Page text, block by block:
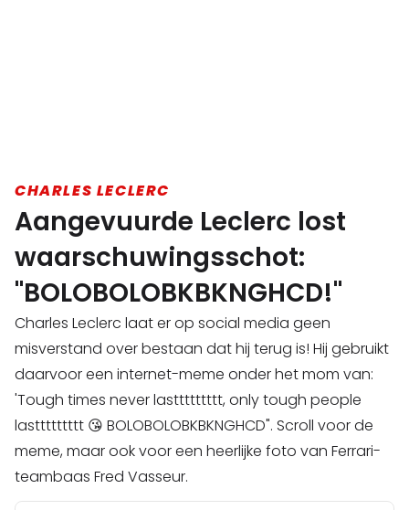
CHARLES LECLERC
Aangevuurde Leclerc lost
waarschuwingsschot:
"BOLOBOLOBKBKNGHCD!"
Charles Leclerc laat er op social media geen
misverstand over bestaan dat hij terug is! Hij gebruikt
daarvoor een internet-meme onder het mom van:
'Tough times never lasttttttttt, only tough people
lasttttttttt 😘 BOLOBOLOBKBKNGHCD". Scroll voor de
meme, maar ook voor een heerlijke foto van Ferrari-
teambaas Fred Vasseur.